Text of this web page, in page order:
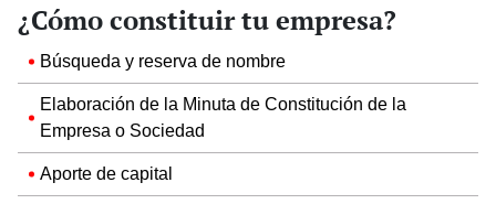
¿Cómo constituir tu empresa?
Búsqueda y reserva de nombre
Elaboración de la Minuta de Constitución de la
Empresa o Sociedad
Aporte de capital